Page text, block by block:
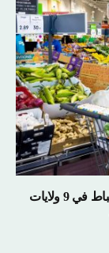
سلسلة بقالة شهيرة تستدعي ملفات تعريف الارتباط في 9 ولايات